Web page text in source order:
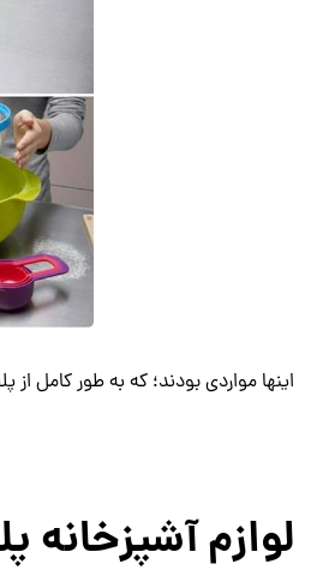
اینها مواردی بودند؛ که به طور کامل
لوازم